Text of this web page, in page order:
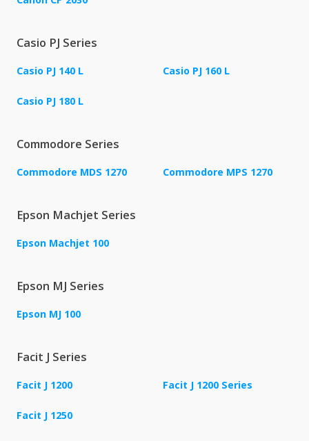
Casio PJ Series
Casio PJ 140 L Casio PJ 160 L
Casio PJ 180 L
Commodore Series
Commodore MDS 1270 Commodore MPS 1270
Epson Machjet Series
Epson Machjet 100
Epson MJ Series
Epson MJ 100
Facit J Series
Facit J 1200 Facit J 1200 Series
Facit J 1250